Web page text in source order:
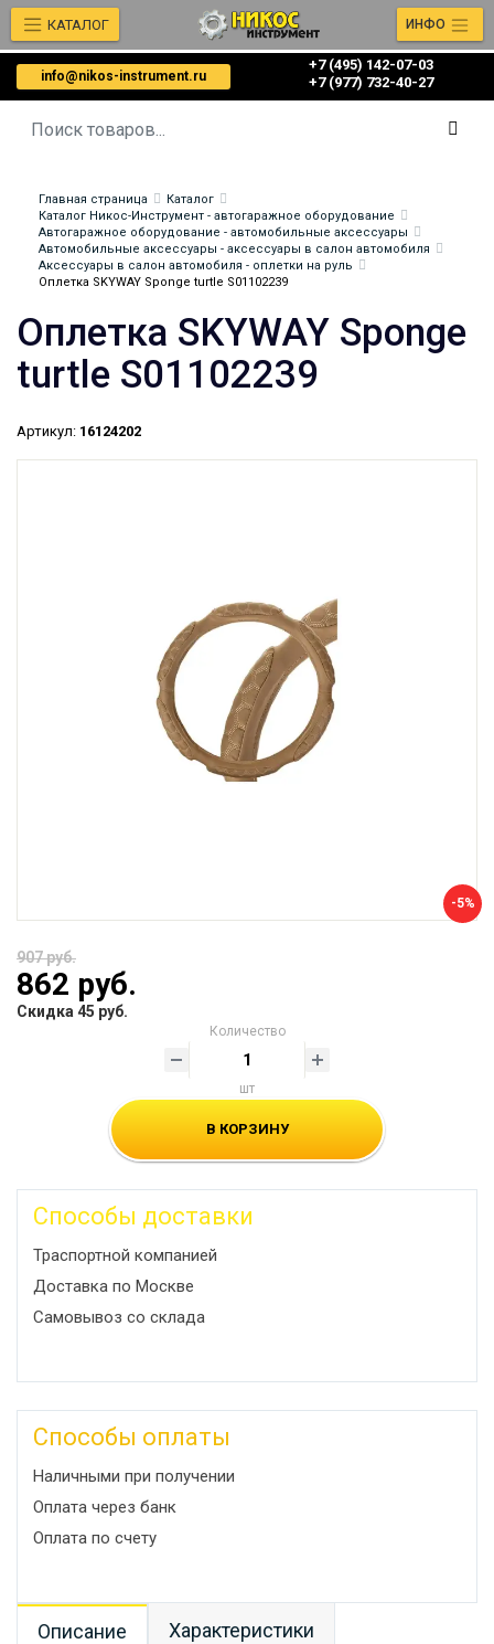
info@nikos-instrument.ru
+7 (495) 142-07-03
‎‎+7 (977) 732-40-27
КАТАЛОГ ИНФО
Главная страница
Каталог
Каталог Никос-Инструмент - автогаражное оборудование
Автогаражное оборудование - автомобильные аксессуары
Автомобильные аксессуары - аксессуары в салон автомобиля
Аксессуары в салон автомобиля - оплетки на руль
Оплетка SKYWAY Sponge turtle S01102239
Оплетка SKYWAY Sponge
turtle S01102239
Артикул: 16124202
-5%
907 руб.
862 руб.
Скидка 45 руб.
Количество
шт
В КОРЗИНУ
Способы доставки
Траспортной компанией
Доставка по Москве
Самовывоз со склада
Способы оплаты
Наличными при получении
Оплата через банк
Оплата по счету
Описание Характеристики